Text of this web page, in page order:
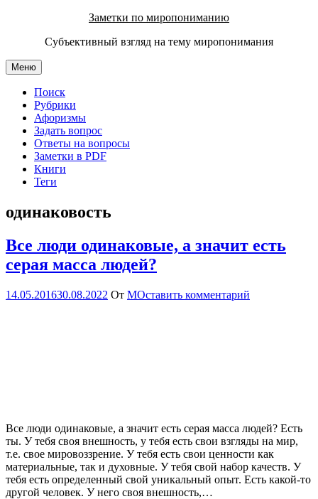
содержимому
Заметки по миропониманию
Субъективный взгляд на тему миропонимания
Меню
Поиск
Рубрики
Афоризмы
Задать вопрос
Ответы на вопросы
Заметки в PDF
Книги
Теги
одинаковость
Все люди одинаковые, а значит есть
серая масса людей?
14.05.201630.08.2022 От МОставить комментарий
Все люди одинаковые, а значит есть серая масса людей? Есть
ты. У тебя своя внешность, у тебя есть свои взгляды на мир,
т.е. свое мировоззрение. У тебя есть свои ценности как
материальные, так и духовные. У тебя свой набор качеств. У
тебя есть определенный свой уникальный опыт. Есть какой-то
другой человек. У него своя внешность,…